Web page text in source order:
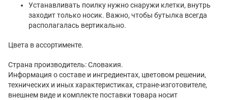
Устанавливать поилку нужно снаружи клетки, внутрь
заходит только носик. Важно, чтобы бутылка всегда
располагалась вертикально.
Цвета в ассортименте.
Страна производитель: Словакия.
Информация о составе и ингредиентах, цветовом решении,
технических и иных характеристиках, стране-изготовителе,
внешнем виде и комплекте поставки товара носит